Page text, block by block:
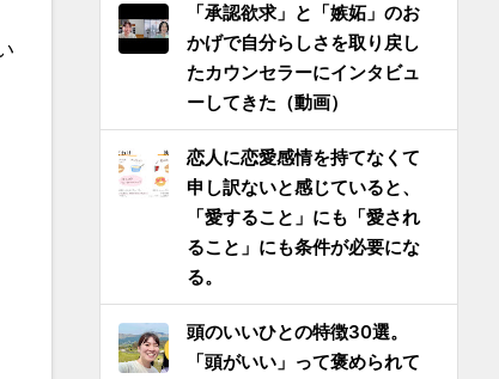
「承認欲求」と「嫉妬」のお
かげで自分らしさを取り戻し
たカウンセラーにインタビュ
ーしてきた（動画）
恋人に恋愛感情を持てなくて
申し訳ないと感じていると、
「愛すること」にも「愛され
ること」にも条件が必要にな
る。
頭のいいひとの特徴30選。
「頭がいい」って褒められて